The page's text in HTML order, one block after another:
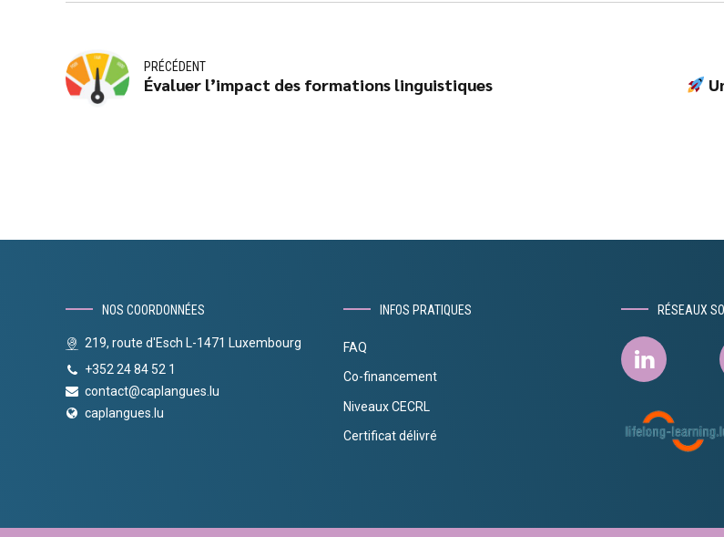
PRÉCÉDENT
Évaluer l’impact des formations linguistiques
NOS COORDONNÉES
219, route d'Esch L-1471 Luxembourg
+352 24 84 52 1
contact@caplangues.lu
caplangues.lu
INFOS PRATIQUES
FAQ
Co-financement
Niveaux CECRL
Certificat délivré
RÉSEAUX